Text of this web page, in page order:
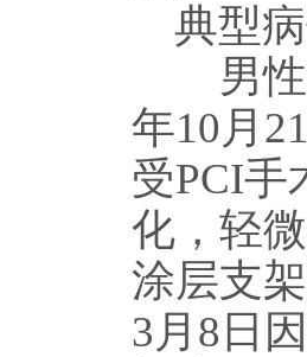
典型
男性,
年10月
受PCI手
化，轻
涂层支
3月8日